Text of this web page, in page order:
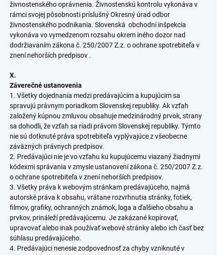
živnostenského oprávnenia. Živnostenskú kontrolu vykonáva v
rámci svojej pôsobnosti príslušný Okresný úrad odbor
živnostenského podnikania. Slovenská obchodní inšpekcia
vykonáva vo vymedzenom rozsahu okrem iného dozor nad
dodržiavaním zákona č. 250/2007 Z.z. o ochrane spotrebiteľa v
znení nehorších predpisov .
X.
Záverečné ustanovenia
1. Všetky dojednania medzi predávajúcim a kupujúcim sa
spravujú právnym poriadkom Slovenskej republiky. Ak vzťah
založený kúpnou zmluvou obsahuje medzinárodný prvok, strany
sa dohodli, že vzťah sa riadi právom Slovenskej republiky. Týmto
nie sú dotknuté práva spotrebiteľa vyplývajúce z všeobecne
záväzných právnych predpisov.
2. Predávajúci nie je vo vzťahu ku kupujúcemu viazaný žiadnymi
kódexmi správania v zmysle ustanovení zákona č. 250/2007 Z.z.
o ochrane spotrebiteľa v znení nehorších predpisov.
3. Všetky práva k webovým stránkam predávajúceho, najmä
autorské práva k obsahu, vrátane rozvrhnutia stránky, fotiek,
filmov, grafiky, ochranných známok, loga a ďalšieho obsahu a
prvkov, prináleží predávajúcemu. Je zakázané kopírovať,
upravovať alebo inak používať webové stránky alebo ich časť bez
súhlasu predávajúceho.
4. Predávajúci nenesie zodpovednosť za chyby vzniknuté v